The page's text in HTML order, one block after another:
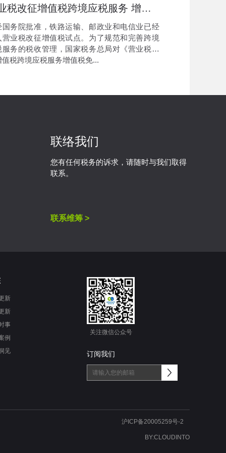
营业税改征增值税跨境应税服务 增值税免税管理办法（试行）
务院批准，铁路运输、邮政业和电信业已经
营业税改征增值税试点。为了规范和完善跨境
服务的税收管理，国家税务总局对《营业税改
值税跨境应税服务增值税免...
联络我们
您有任何税务的诉求，请随时与我们取得
联系。
联系维筹 >
新
新
事
例
见
关注微信公众号
订阅我们
沪ICP备20005259号-2
BY:CLOUDINTO